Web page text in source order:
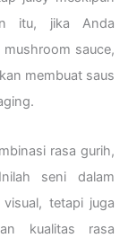
itu, jika Anda
sauce,
membuat saus
rasa gurih,
seni dalam
tetapi juga
kualitas rasa